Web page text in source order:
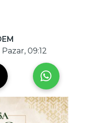
09:12